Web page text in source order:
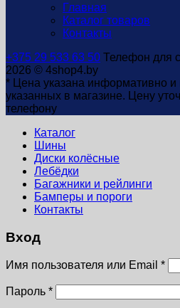
Главная
Каталог товаров
Контакты
+375 29 533 63 50 Телефон для
2026 © 4shop4.by
* Цена указана информативно и
указанных в магазине. Цену
телефону
Каталог
Шины
Диски колёсные
Лебёдки
Багажники и рейлинги
Бамперы и пороги
Контакты
Вход
Имя пользователя или Email *
Пароль *